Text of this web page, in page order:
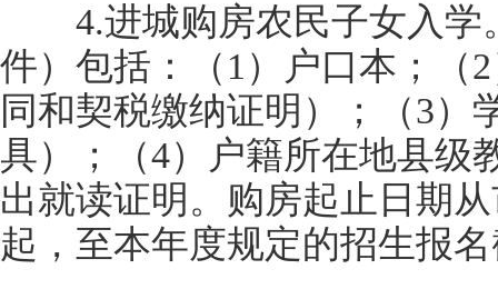
4.进城购房农民子女入学
件）包括：（1）户口本；（
同和契税缴纳证明）；（3）
具）；（4）户籍所在地县级
出就读证明。购房起止日期
起，至本年度规定的招生报